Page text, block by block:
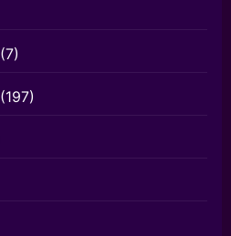
(7)
(197)